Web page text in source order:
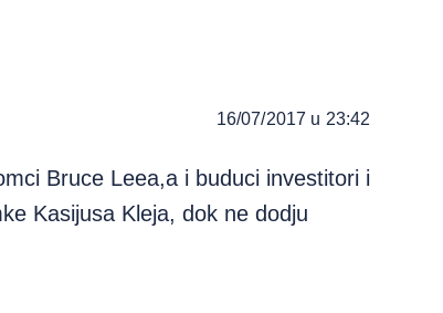
16/07/2017 u 23:42
Bruce Leea,a i buduci investitori i
Kasijusa Kleja, dok ne dodju